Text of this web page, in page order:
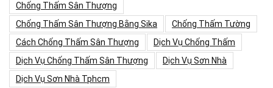
Chống Thấm Sân Thượng
Chống Thấm Sân Thượng Bằng Sika
Chống Thấm Tường
Cách Chống Thấm Sân Thượng
Dịch Vụ Chống Thấm
Dịch Vụ Chống Thấm Sân Thượng
Dịch Vụ Sơn Nhà
Dịch Vụ Sơn Nhà Tphcm